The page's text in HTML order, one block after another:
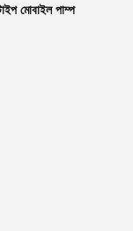
মোবাইল পাম্প